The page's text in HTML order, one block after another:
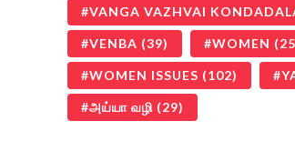
VANGA VAZHVAI
VENBA (39) WOMEN
WOMEN ISSUES (102)
அய்யா வழி (29)